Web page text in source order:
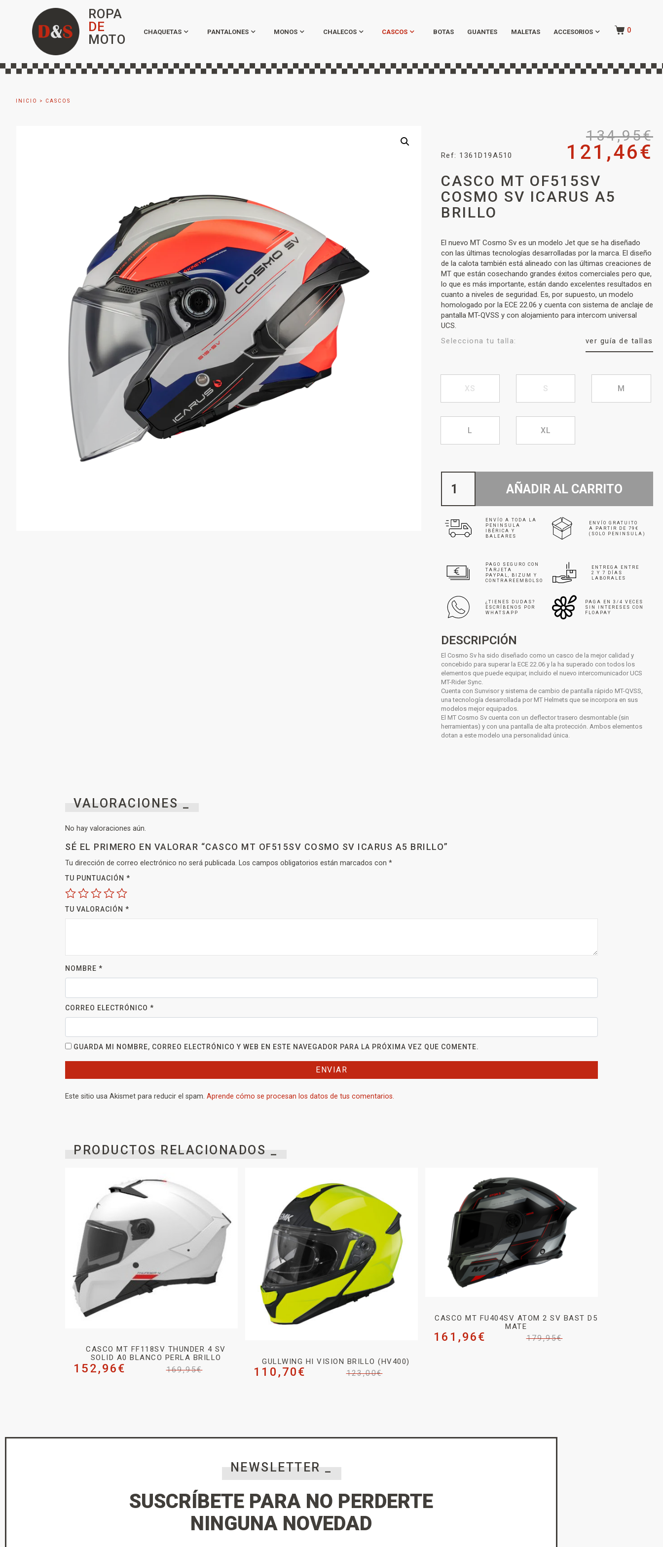
ROPA
DE
MOTO
CHAQUETAS PANTALONES MONOS CHALECOS CASCOS BOTAS GUANTES MALETAS ACCESORIOS 0
INICIO > CASCOS
Ref: 1361D19A510
134,95€
121,46€
CASCO MT OF515SV
COSMO SV ICARUS A5
BRILLO
El nuevo MT Cosmo Sv es un modelo Jet que se ha diseñado
con las últimas tecnologías desarrolladas por la marca. El diseño
de la calota también está alineado con las últimas creaciones de
MT que están cosechando grandes éxitos comerciales pero que,
lo que es más importante, están dando excelentes resultados en
cuanto a niveles de seguridad. Es, por supuesto, un modelo
homologado por la ECE 22.06 y cuenta con sistema de anclaje de
pantalla MT-QVSS y con alojamiento para intercom universal
UCS.
Selecciona tu talla:
ver guía de tallas
XS S M
L XL
AÑADIR AL CARRITO
ENVÍO A TODA LA
PENINSULA
IBÉRICA Y
BALEARES
ENVÍO GRATUITO
A PARTIR DE 79€
(SOLO PENINSULA)
PAGO SEGURO CON
TARJETA
PAYPAL, BIZUM Y
CONTRAREEMBOLSO
ENTREGA ENTRE
2 Y 7 DÍAS
LABORALES
¿TIENES DUDAS?
ESCRÍBENOS POR
WHATSAPP
PAGA EN 3/4 VECES
SIN INTERESES CON
FLOAPAY
DESCRIPCIÓN
El Cosmo Sv ha sido diseñado como un casco de la mejor calidad y
concebido para superar la ECE 22.06 y la ha superado con todos los
elementos que puede equipar, incluido el nuevo intercomunicador UCS
MT-Rider Sync.
Cuenta con Sunvisor y sistema de cambio de pantalla rápido MT-QVSS,
una tecnología desarrollada por MT Helmets que se incorpora en sus
modelos mejor equipados.
El MT Cosmo Sv cuenta con un deflector trasero desmontable (sin
herramientas) y con una pantalla de alta protección. Ambos elementos
dotan a este modelo una personalidad única.
VALORACIONES _
No hay valoraciones aún.
SÉ EL PRIMERO EN VALORAR “CASCO MT OF515SV COSMO SV ICARUS A5 BRILLO”
Tu dirección de correo electrónico no será publicada. Los campos obligatorios están marcados con *
TU PUNTUACIÓN *
TU VALORACIÓN *
NOMBRE *
CORREO ELECTRÓNICO *
GUARDA MI NOMBRE, CORREO ELECTRÓNICO Y WEB EN ESTE NAVEGADOR PARA LA PRÓXIMA VEZ QUE COMENTE.
Este sitio usa Akismet para reducir el spam. Aprende cómo se procesan los datos de tus comentarios.
PRODUCTOS RELACIONADOS _
CASCO MT FF118SV THUNDER 4 SV
SOLID A0 BLANCO PERLA BRILLO
169,95€
152,96€
GULLWING HI VISION BRILLO (HV400)
123,00€
110,70€
CASCO MT FU404SV ATOM 2 SV BAST D5
MATE
179,95€
161,96€
NEWSLETTER _
SUSCRÍBETE PARA NO PERDERTE
NINGUNA NOVEDAD